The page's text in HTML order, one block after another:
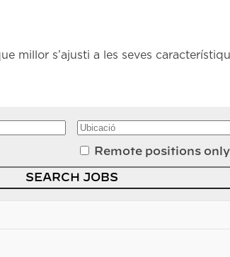
millor s’ajusti a les seves
Remote positions only